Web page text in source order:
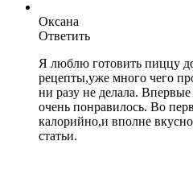
Оксана
Ответить
Я люблю готовить пиццу
рецепты,уже много чего
ни разу не делала.
очень понравилось. Во
калорийно,и вполне
статьи.